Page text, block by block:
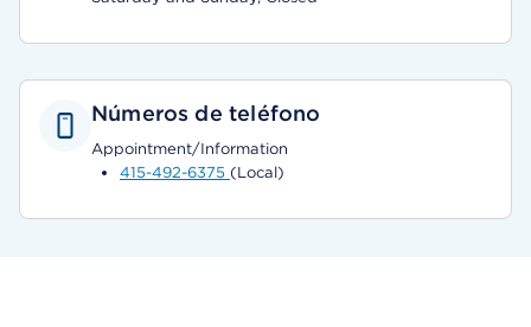
Números de teléfono
Appointment/Information
415-492-6375 (Local)